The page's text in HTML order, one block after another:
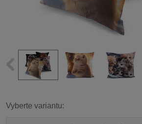
Vyberte variantu: